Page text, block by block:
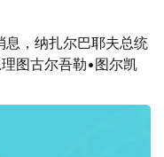
息，纳扎尔巴耶夫总统
图古尔吾勒•图尔凯